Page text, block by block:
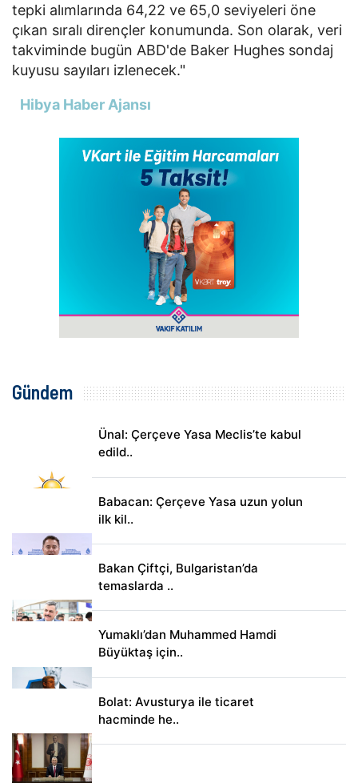
tepki alımlarında 64,22 ve 65,0 seviyeleri öne
çıkan sıralı dirençler konumunda. Son olarak, veri
takviminde bugün ABD'de Baker Hughes sondaj
kuyusu sayıları izlenecek."
Hibya Haber Ajansı
Gündem
Ünal: Çerçeve Yasa Meclis’te kabul
edild..
Babacan: Çerçeve Yasa uzun yolun
ilk kil..
Bakan Çiftçi, Bulgaristan’da
temaslarda ..
Yumaklı’dan Muhammed Hamdi
Büyüktaş için..
Bolat: Avusturya ile ticaret
hacminde he..